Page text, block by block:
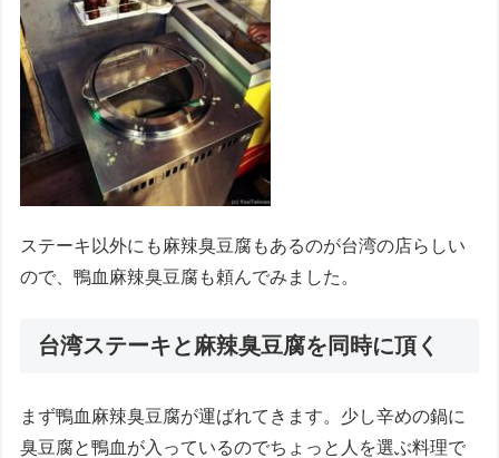
ステーキ以外にも麻辣臭豆腐もあるのが台湾の店らしい
ので、鴨血麻辣臭豆腐も頼んでみました。
台湾ステーキと麻辣臭豆腐を同時に頂く
まず鴨血麻辣臭豆腐が運ばれてきます。少し辛めの鍋に
臭豆腐と鴨血が入っているのでちょっと人を選ぶ料理で